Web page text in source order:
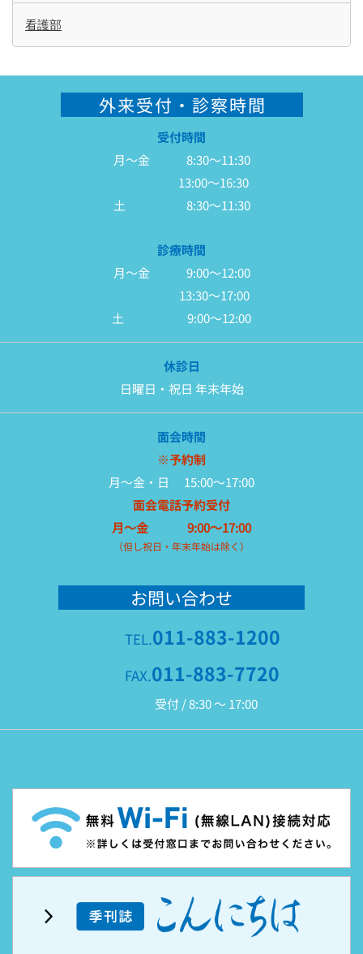
看護部
外来受付・診察時間
受付時間
月～金 8:30～11:30
13:00～16:30
土 8:30～11:30
診療時間
月～金
9:00～12:00
13:30～17:00
土 9:00～12:00
休診日
日曜日・祝日 年末年始
面会時間
※予約制
月～金・日 15:00～17:00
面会電話予約受付
月～金 9:00～17:00
（但し祝日・年末年始は除く）
お問い合わせ
TEL.011-883-1200
FAX.011-883-7720
受付 / 8:30 ～ 17:00